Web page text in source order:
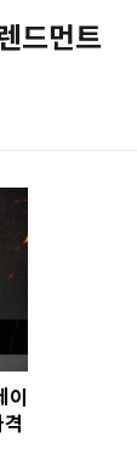
드먼트
이